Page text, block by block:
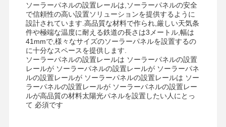
事件
震動用のハンガー
ソーラーパネルの設置レールは,ソーラーパネルの安全
で信頼性の高い設置ソリューションを提供するように
設計されています.高品質な材料で作られ,厳しい天気条
件や極端な温度に耐える鉄道の長さは3メートル,幅は
41mmで,様々なサイズのソーラーパネルを設置するの
に十分なスペースを提供します.
ソーラーパネルの設置レールは ソーラーパネルの設置
レールが ソーラーパネルの設置レールが ソーラーパネ
ルの設置レールが ソーラーパネルの設置レールは ソー
ラーパネルの設置レールが ソーラーパネルの設置レー
ルが高品質の材料太陽光パネルを設置したい人にとっ
て 必須です